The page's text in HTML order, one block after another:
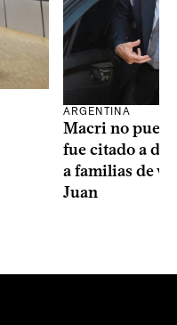
ARGENTINA
Macri no
fue citado a
a familias de
Juan